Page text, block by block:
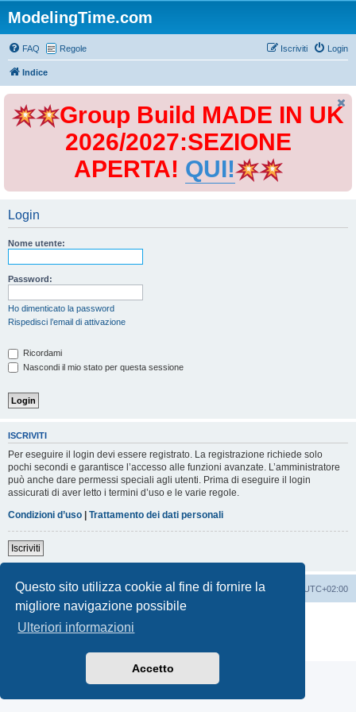
Questo sito utilizza cookie al fine di fornire la
migliore navigazione possibile
Ulteriori informazioni
Accetto
ModelingTime.com
FAQ Regole Login
Iscriviti
Indice
Group Build MADE IN UK
2026/2027:SEZIONE
APERTA! QUI!
Login
Nome utente:
Password:
Ho dimenticato la password
Rispedisci l’email di attivazione
Ricordami
Nascondi il mio stato per questa sessione
ISCRIVITI
Per eseguire il login devi essere registrato. La registrazione richiede solo
pochi secondi e garantisce l’accesso alle funzioni avanzate. L’amministratore
può anche dare permessi speciali agli utenti. Prima di eseguire il login
assicurati di aver letto i termini d’uso e le varie regole.
Condizioni d’uso | Trattamento dei dati personali
Iscriviti
Indice Tutti gli orari sono UTC+02:00
Cancella cookie
Contattaci
Traduzione Italiana